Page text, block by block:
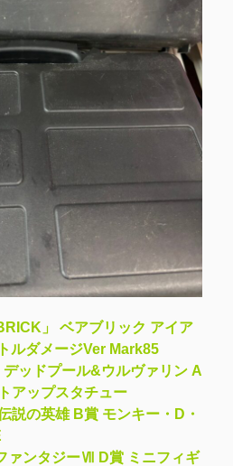
」 ベアブリック アイア
ルダメージVer Mark85
ッドプール&ウルヴァリン A
アップスタチュー
説の英雄 B賞 モンキー・D・
ァンタジーⅦ D賞 ミニフィギ